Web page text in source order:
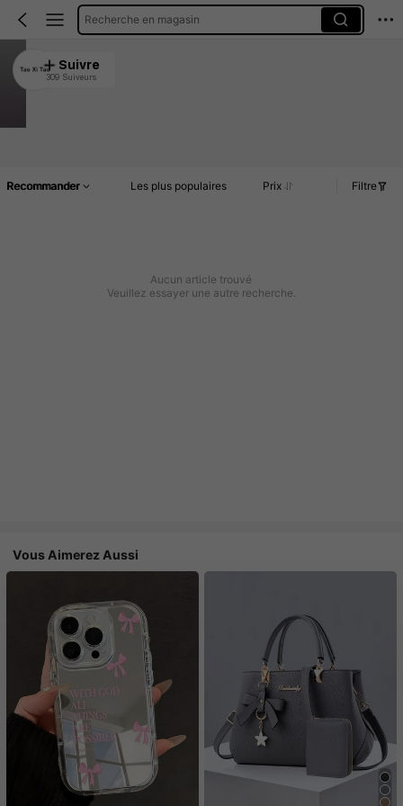
Recherche en magasin
Tao Xi Tao
4.94
Suivre
309 Suiveurs
Recommander Les plus populaires Prix Filtre
Aucun article trouvé
Veuillez essayer une autre recherche.
Vous Aimerez Aussi